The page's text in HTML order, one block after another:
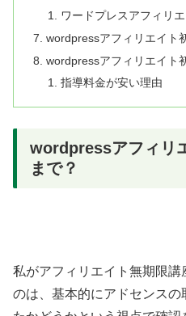
ワードプレスアフィリ
wordpressアフィリエイト
wordpressアフィリエイト
指導料金が安い理由
wordpressアフィリ
まで？
私がアフィリエイト無期限
のは、基本的にアドセンス